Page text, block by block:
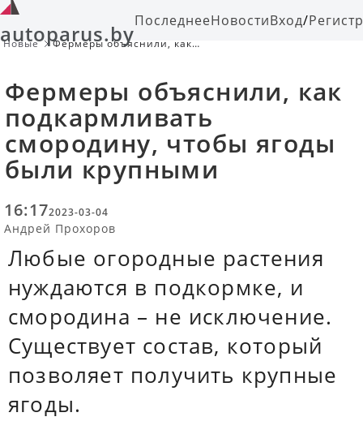
autoparus.byПоследнееНовостиВход/
Новые
Фермеры объяснили, как
Фермеры объяснили, как
подкармливать
смородину, чтобы ягоды
были крупными
16:172023-03-04
Андрей Прохоров
Любые огородные растения
нуждаются в подкормке, и
смородина – не исключение.
Существует состав, который
позволяет получить крупные
ягоды.